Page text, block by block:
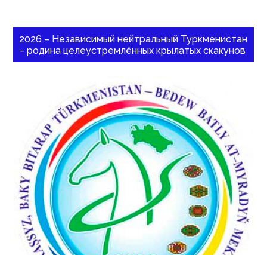
2026 – Независимый нейтральный Туркменистан
– родина целеустремлённых крылатых скакунов